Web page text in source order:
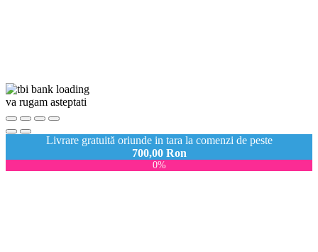
va rugam asteptati
Livrare gratuită oriunde in tara la comenzi de peste
700,00 Ron
0%